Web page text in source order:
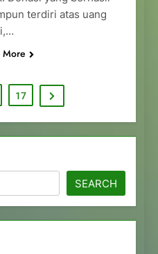
terdiri atas uang
More
17
SEARCH